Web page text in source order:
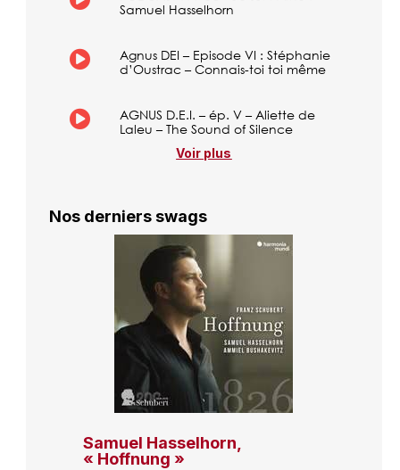
Samuel Hasselhorn
Agnus DEI – Episode VI : Stéphanie
d’Oustrac – Connais-toi toi même
AGNUS D.E.I. – ép. V – Aliette de
Laleu – The Sound of Silence
Voir plus
Nos derniers swags
Samuel Hasselhorn,
« Hoffnung »